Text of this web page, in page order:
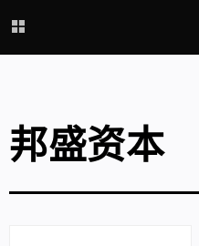
邦盛资本